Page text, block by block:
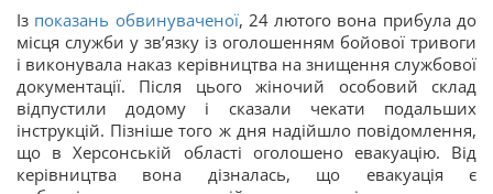
Із показань обвинуваченої, 24 лютого вона прибула до
місця служби у звʼязку із оголошенням бойової тривоги
і виконувала наказ керівництва на знищення службової
документації. Після цього жіночий особовий склад
відпустили додому і сказали чекати подальших
інструкцій. Пізніше того ж дня надійшло повідомлення,
що в Херсонській області оголошено евакуацію. Від
керівництва вона дізналась, що евакуація є